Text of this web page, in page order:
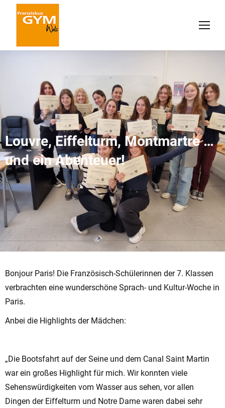
Louvre, Eiffelturm, Montmartre …
und ein Abenteuer!
Bonjour Paris! Die Französisch-Schülerinnen der 7. Klassen
verbrachten eine wunderschöne Sprach- und Kultur-Woche in
Paris.
Anbei die Highlights der Mädchen:
„Die Bootsfahrt auf der Seine und dem Canal Saint Martin
war ein großes Highlight für mich. Wir konnten viele
Sehenswürdigkeiten vom Wasser aus sehen, vor allen
Dingen der Eiffelturm und Notre Dame waren dabei sehr